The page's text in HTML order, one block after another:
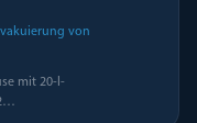
von
mit 20-l-
…